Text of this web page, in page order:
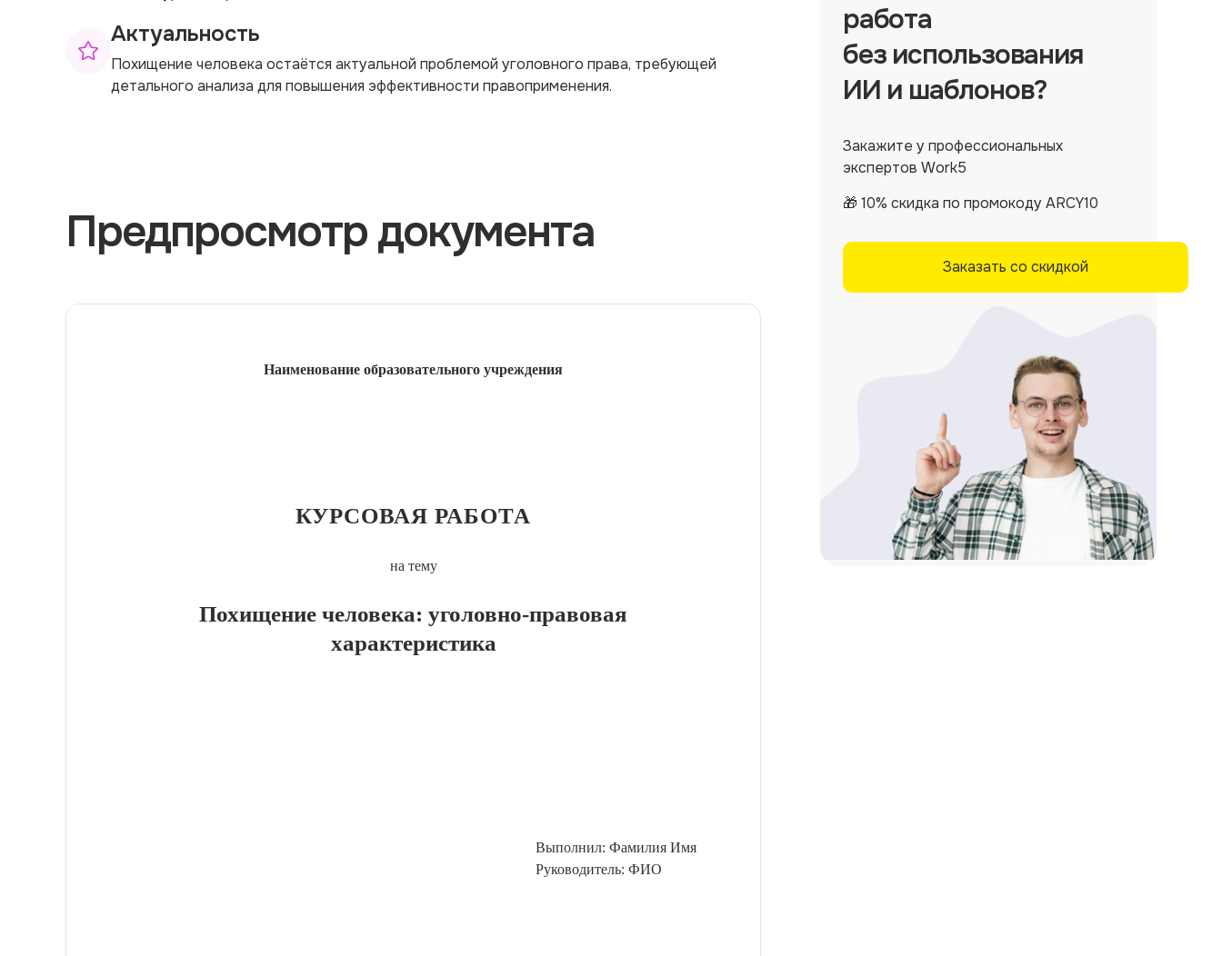
Актуальность
Похищение человека остаётся актуальной проблемой уголовного права, требующей
детального анализа для повышения эффективности правоприменения.
Предпросмотр документа
Наименование образовательного учреждения
КУРСОВАЯ РАБОТА
на тему
Похищение человека: уголовно-правовая
характеристика
Выполнил: Фамилия Имя
Руководитель: ФИО
работа
без использования
ИИ и шаблонов?
Закажите у профессиональных
экспертов Work5
🎁 10% скидка по промокоду ARCY10
Заказать со скидкой